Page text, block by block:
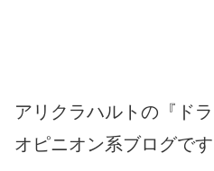
アリクラハルトの『ド
オピニオン系ブログです